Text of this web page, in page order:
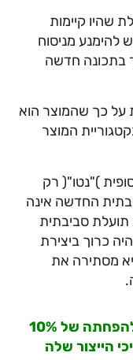
שהיו קיימות
להימנע מניסוח
בתכונה חדשה
על כך שהמוצר הוא
המוצר
)"נטו"( רק
החדשה אינה
סביבתית
כרוך ביצירת
מסתירה את
הביאה להפחתה של 10%
הייצור שלה